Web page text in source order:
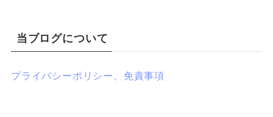
当ブログについて
プライバシーポリシー、免責事項